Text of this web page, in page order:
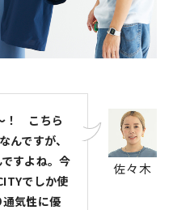
佐々木
！ こちら
んですが、
すよね。今
でしか使
気性に優